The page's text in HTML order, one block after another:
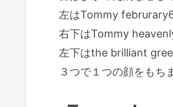
左はTommy
右下はTommy
左下はthe brilliant
３つで１つの顔をもち